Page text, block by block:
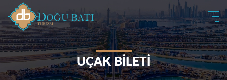
UÇAK BİLETİ